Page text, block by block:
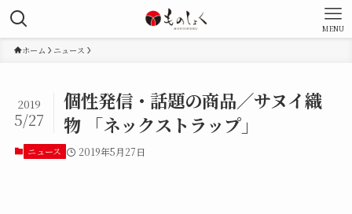
MENU
ホーム ニュース
個性発信・話題の商品／サヌイ織
物 「ネックストラップ」
2019
5/27
ニュース 2019年5月27日